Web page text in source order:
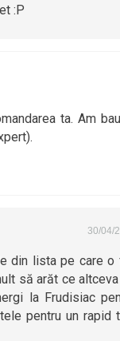
:P
ta. Am
30/04/
din lista pe care o
să arăt ce
la Frudisiac
pentru un rapid